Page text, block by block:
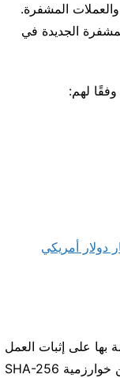
المشفرة.
هذه العملة المشفرة الجديدة في
الخاصة بها على إثبات العمل
(PoW) ووظيفة التجزئة التي تستخدمها هي سكريبت Scrypt. هذه الخوارزمية أخف بكثير من خوارزمية SHA-256